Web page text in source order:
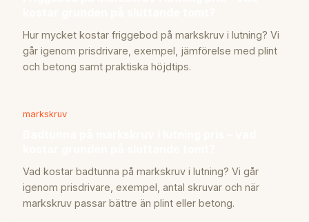
Hur mycket kostar friggebod på markskruv i lutning? Vi
går igenom prisdrivare, exempel, jämförelse med plint
och betong samt praktiska höjdtips.
markskruv
Vad kostar badtunna på markskruv i lutning? Vi går
igenom prisdrivare, exempel, antal skruvar och när
markskruv passar bättre än plint eller betong.